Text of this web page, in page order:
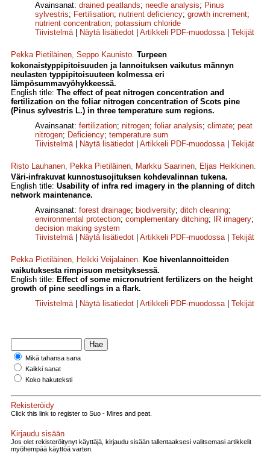
Avainsanat: drained peatlands; needle analysis; Pinus
sylvestris; Fertilisation; nutrient deficiency; growth increment;
nutrient concentration; potassium chloride
Tiivistelmä| Näytä lisätiedot Artikkeli PDF-muodossa| Tekijät
Pekka Pietiläinen, Seppo Kaunisto. Turpeen
kokonaistyppipitoisuuden ja lannoituksen vaikutus männyn
neulasten typpipitoisuuteen kolmessa eri
lämpösummavyöhykkeessä.
English title: The effect of peat nitrogen concentration and
fertilization on the foliar nitrogen concentration of Scots pine
(Pinus sylvestris L.) in three temperature sum regions.
Avainsanat: fertilization; nitrogen; foliar analysis; climate; peat
nitrogen; Deficiency; temperature sum
Tiivistelmä| Näytä lisätiedot Artikkeli PDF-muodossa| Tekijät
Risto Lauhanen, Pekka Pietiläinen, Markku Saarinen, Eljas Heikkinen.
Väri-infrakuvat kunnostusojituksen kohdevalinnan tukena.
English title: Usability of infra red imagery in the planning of ditch
network maintenance.
Avainsanat: forest drainage; biodiversity; ditch cleaning;
environmental protection; complementary ditching; IR imagery;
decision making system
Tiivistelmä| Näytä lisätiedot Artikkeli PDF-muodossa| Tekijät
Pekka Pietiläinen, Heikki Veijalainen. Koe hivenlannoitteiden
vaikutuksesta rimpisuon metsityksessä.
English title: Effect of some micronutrient fertilizers on the height
growth of pine seedlings in a flark.
Tiivistelmä| Näytä lisätiedot Artikkeli PDF-muodossa| Tekijät
Mikä tahansa sana
Kaikki sanat
Koko hakuteksti
Rekisteröidy
Click this link to register to Suo - Mires and peat.
Kirjaudu sisään
Jos olet rekisteröitynyt käyttäjä, kirjaudu sisään tallentaaksesi valitsemasi artikkelit
myöhempää käyttöä varten.